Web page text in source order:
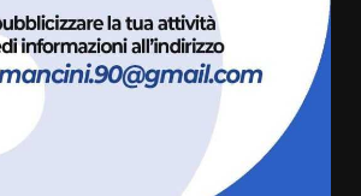
6 Agosto 2026 18:13
Carta d’identità: continua il piano
di aperture straordinarie del
Comune di Fasano